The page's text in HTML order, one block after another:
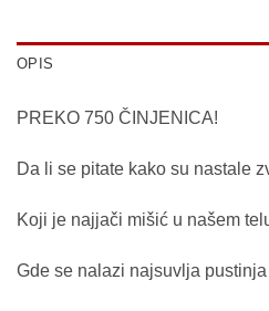
OPIS
PREKO 750 ČINJENICA!
Da li se pitate kako su nastale
Koji je najjači mišić u našem
Gde se nalazi najsuvlja